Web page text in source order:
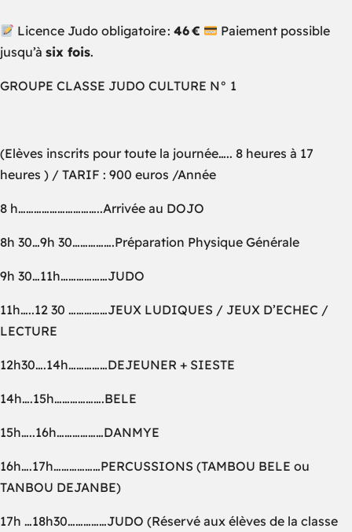
Licence Judo obligatoire :46 €
Paiement possible
jusqu’à six fois.
GROUPE CLASSE JUDO CULTURE N° 1
(Elèves inscrits pour toute la journée….. 8 heures à 17
heures ) / TARIF : 900 euros /Année
8 h…………………………..Arrivée au DOJO
8h 30…9h 30…………….Préparation Physique Générale
9h 30…11h………………JUDO
11h…..12 30 ……………JEUX LUDIQUES / JEUX D’ECHEC /
LECTURE
12h30….14h……………DEJEUNER + SIESTE
14h….15h……………….BELE
15h…..16h………………DANMYE
16h….17h………………PERCUSSIONS (TAMBOU BELE ou
TANBOU DEJANBE)
17h …18h30……………JUDO (Réservé aux élèves de la classe